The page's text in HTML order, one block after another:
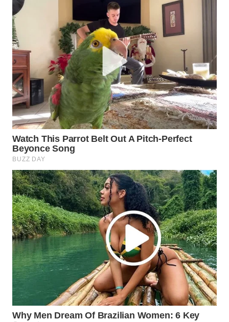
MAWAKA
MARTABAT
NET
PLN
WATCH
LPKKI
LKKI
KOPEKLIN
PORTAL
FORWAMKI